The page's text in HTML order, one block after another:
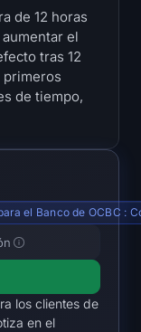
de 12 horas
el
tras 12
primeros
de tiempo,
el Banco de OCBC :
los clientes de
en el